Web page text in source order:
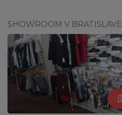
SHOWROOM V BRATISLAVE